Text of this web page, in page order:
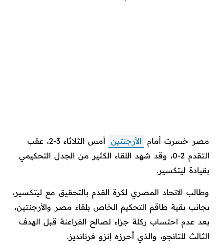
مصر خسرت أمام الأرجنتين
أمس الثلاثاء 3-2، عقب
التقدم 2-0، وقد شهد اللقاء الكثير من الجدل التحكيمي
بقيادة ليتكسير.
وطالب الاتحاد المصري لكرة القدم بالتحقيق مع ليتكسير،
بجانب بقية طاقم التحكيم الخاص بلقاء مصر والأرجنتين،
بعد عدم احتساب ركلة جزاء لصالح الفراعنة قبل الهدف
الثالث للتانجو، والذي أحرزه إنزو فرنانديز.